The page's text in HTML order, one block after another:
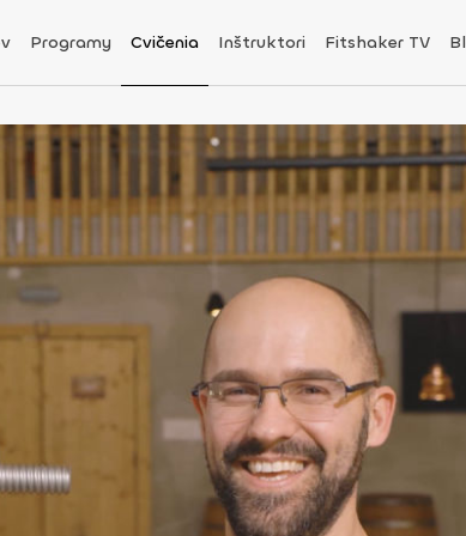
Programy Cvičenia Inštruktori Fitshaker TV